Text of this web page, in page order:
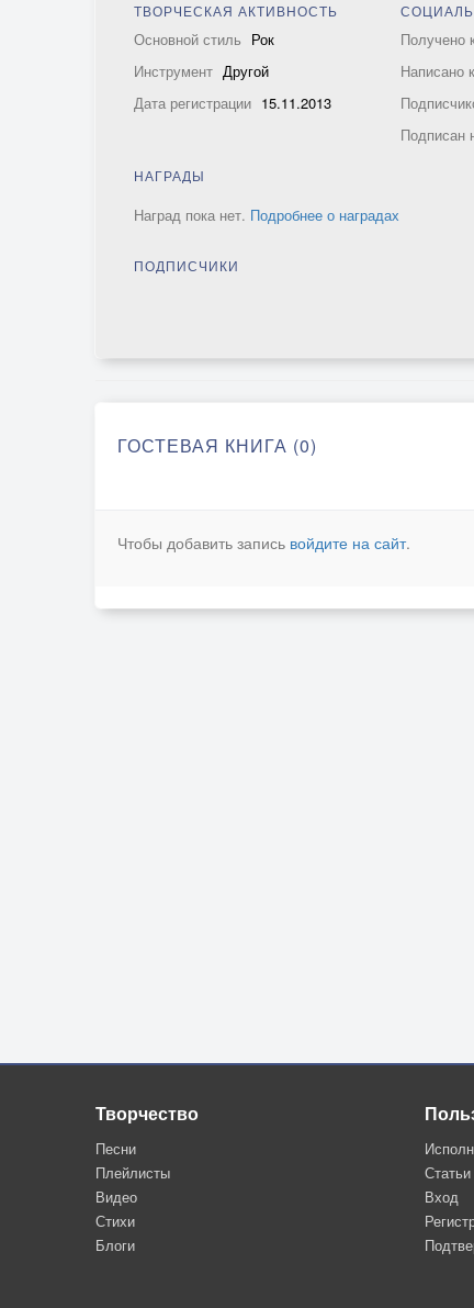
ТВОРЧЕСКАЯ АКТИВНОСТЬ
Основной стиль Рок
Инструмент Другой
Дата регистрации 15.11.2013
Получено
Написано
Подписан
НАГРАДЫ
Наград пока нет. Подробнее о наградах
ПОДПИСЧИКИ
ГОСТЕВАЯ КНИГА (0)
Чтобы добавить запись войдите на сайт.
Творчество
Песни
Плейлисты
Видео
Стихи
Блоги
Статьи
Вход